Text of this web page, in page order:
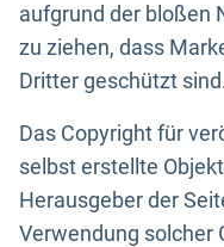
aufgrund der bloßen
zu ziehen, dass
Dritter geschützt sind.
Das Copyright für
selbst erstellte
Herausgeber der
Verwendung solcher